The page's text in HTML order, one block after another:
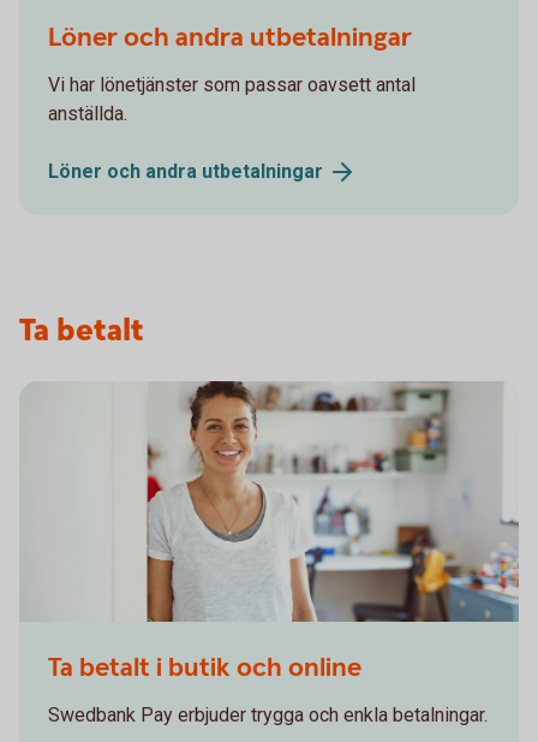
Löner och andra utbetalningar
Vi har lönetjänster som passar oavsett antal
anställda.
Löner och andra utbetalningar
Ta betalt
Ta betalt i butik och online
Swedbank Pay erbjuder trygga och enkla betalningar.